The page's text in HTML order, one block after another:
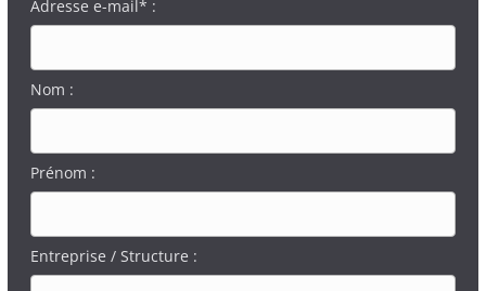
Adresse e-mail* :
Nom :
Prénom :
Entreprise / Structure :